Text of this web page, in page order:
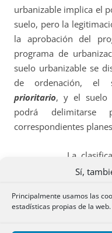
Sí,
Principalmente usamos las
estadísticas propias de la web.
urbanizable implica el
suelo, pero la
la aprobación del
programa de
suelo urbanizable se
de ordenación, el
prioritario, y el suelo
podrá delimitarse
correspondientes
La
excluido del
Ley se consolidan dos
y el
protección más